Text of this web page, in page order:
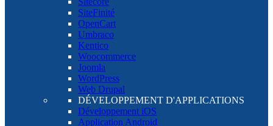
SiteFinité
OpenCart
Umbraco
Kentico
Woocommerce
Joomla
WordPress
Web Drupal
DÉVELOPPEMENT D'APPLICATIONS
Développement iOS
Application Android